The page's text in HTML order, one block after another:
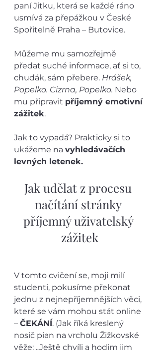
paní Jitku, která se každé ráno
usmívá za přepážkou v České
Spořitelně Praha – Butovice.
Můžeme mu samozřejmě
předat suché informace, ať si to,
chudák, sám přebere. Hrášek,
Popelko. Cizrna, Popelko. Nebo
mu připravit příjemný emotivní
zážitek.
Jak to vypadá? Prakticky si to
ukážeme na vyhledávačích
levných letenek.
Jak udělat z procesu
načítání stránky
příjemný uživatelský
zážitek
V tomto cvičení se, moji milí
studenti, pokusíme překonat
jednu z nejnepříjemnějších věci,
které se vám mohou stát online
– ČEKÁNÍ. (Jak říká kreslený
nosič pian na vrcholu Žižkovské
věže: „Ještě chvíli a hodim jim